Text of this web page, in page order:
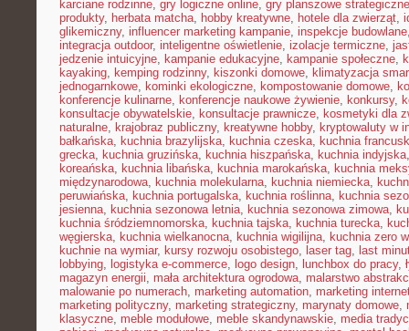
karciane rodzinne, gry logiczne online, gry planszowe strategiczne
produkty, herbata matcha, hobby kreatywne, hotele dla zwierząt,
glikemiczny, influencer marketing kampanie, inspekcje budowlane
integracja outdoor, inteligentne oświetlenie, izolacje termiczne,
jedzenie intuicyjne, kampanie edukacyjne, kampanie społeczne,
kayaking, kemping rodzinny, kiszonki domowe, klimatyzacja
jednogarnkowe, kominki ekologiczne, kompostowanie domowe,
konferencje kulinarne, konferencje naukowe żywienie, konkursy,
konsultacje obywatelskie, konsultacje prawnicze, kosmetyki dla
naturalne, krajobraz publiczny, kreatywne hobby, kryptowaluty w
bałkańska, kuchnia brazylijska, kuchnia czeska, kuchnia
grecka, kuchnia gruzińska, kuchnia hiszpańska, kuchnia indyjska
koreańska, kuchnia libańska, kuchnia marokańska, kuchnia
międzynarodowa, kuchnia molekularna, kuchnia niemiecka,
peruwiańska, kuchnia portugalska, kuchnia roślinna, kuchnia
jesienna, kuchnia sezonowa letnia, kuchnia sezonowa zimowa,
kuchnia śródziemnomorska, kuchnia tajska, kuchnia turecka,
węgierska, kuchnia wielkanocna, kuchnia wigilijna, kuchnia zero
kuchnie na wymiar, kursy rozwoju osobistego, laser tag, last
lobbying, logistyka e-commerce, logo design, lunchbox do pracy,
magazyn energii, mała architektura ogrodowa, malarstwo
malowanie po numerach, marketing automation, marketing
marketing polityczny, marketing strategiczny, marynaty domowe,
klasyczne, meble modułowe, meble skandynawskie, media